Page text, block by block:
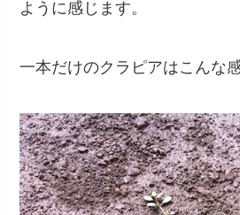
ように感じます。
一本だけのクラピアはこんな